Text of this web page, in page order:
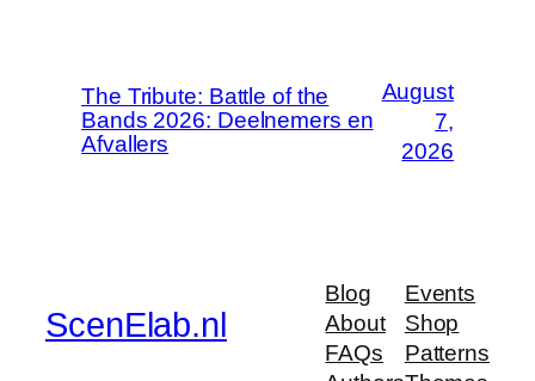
The Tribute: Battle of the
Bands 2026: Deelnemers en
Afvallers
August
7,
2026
ScenElab.nl
Blog
About
FAQs
Events
Shop
Patterns